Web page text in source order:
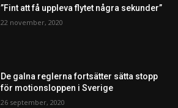
”Fint att få uppleva flytet några sekunder”
22 november, 2020
De galna reglerna fortsätter sätta stopp
för motionsloppen i Sverige
26 september, 2020